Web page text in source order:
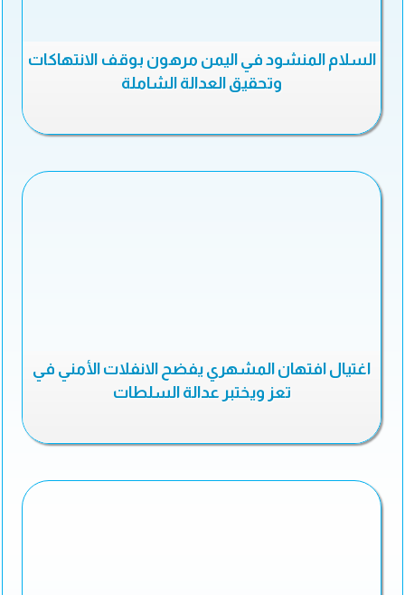
السلام المنشود في اليمن مرهون بوقف الانتهاكات
وتحقيق العدالة الشاملة
اغتيال افتهان المشهري يفضح الانفلات الأمني في
تعز ويختبر عدالة السلطات